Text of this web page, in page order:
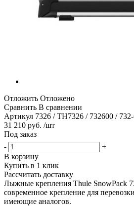
Отложить Отложено
Сравнить В сравнении
Артикул 7326 / TH7326 / 732600 /
31 210 руб. /шт
Под заказ
-
+
В корзину
Купить в 1 клик
Рассчитать доставку
Лыжные крепления Thule SnowPack
современное крепление для
имеющие аналогов.